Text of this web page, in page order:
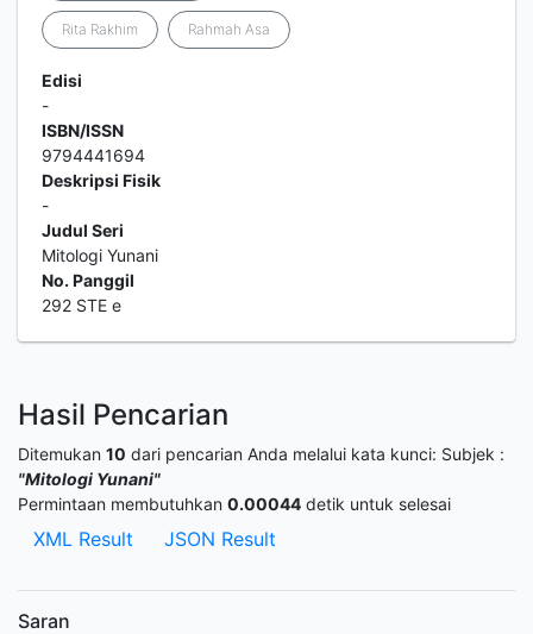
Rita Rakhim Rahmah Asa
Edisi
-
ISBN/ISSN
9794441694
Deskripsi Fisik
-
Judul Seri
Mitologi Yunani
No. Panggil
292 STE e
Hasil Pencarian
Ditemukan 10 dari pencarian Anda melalui kata kunci: Subjek :
"Mitologi Yunani"
Permintaan membutuhkan 0.00044 detik untuk selesai
XML Result JSON Result
Saran